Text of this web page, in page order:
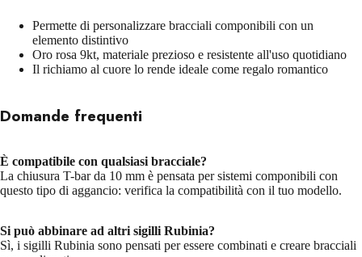
Permette di personalizzare bracciali componibili con un
elemento distintivo
Oro rosa 9kt, materiale prezioso e resistente all'uso quotidiano
Il richiamo al cuore lo rende ideale come regalo romantico
Domande frequenti
È compatibile con qualsiasi bracciale?
La chiusura T-bar da 10 mm è pensata per sistemi componibili con
questo tipo di aggancio: verifica la compatibilità con il tuo modello.
Si può abbinare ad altri sigilli Rubinia?
Sì, i sigilli Rubinia sono pensati per essere combinati e creare bracciali